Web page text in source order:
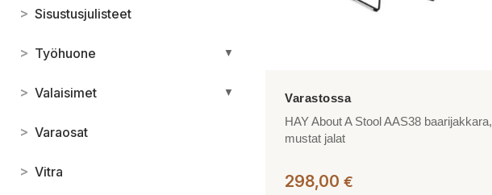
> Sisustusjulisteet
> Työhuone ▼
> Valaisimet ▼
> Varaosat
> Vitra
HAY About A Stool AAS38 baarijakkara,
mustat jalat
298,00 €